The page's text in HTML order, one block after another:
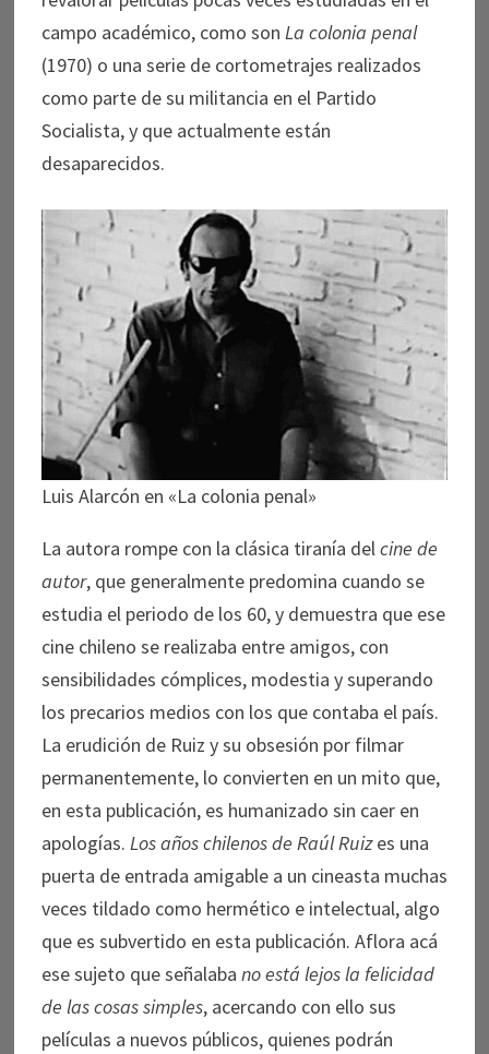
campo académico, como son La colonia penal
(1970) o una serie de cortometrajes realizados
como parte de su militancia en el Partido
Socialista, y que actualmente están
desaparecidos.
Luis Alarcón en «La colonia penal»
La autora rompe con la clásica tiranía delcine de
autor, que generalmente predomina cuando se
estudia el periodo de los 60, y demuestra que ese
cine chileno se realizaba entre amigos, con
sensibilidades cómplices, modestia y superando
los precarios medios con los que contaba el país.
La erudición de Ruiz y su obsesión por filmar
permanentemente, lo convierten en un mito que,
en esta publicación, es humanizado sin caer en
apologías. Los años chilenos de Raúl Ruizes una
puerta de entrada amigable a un cineasta muchas
veces tildado como hermético e intelectual, algo
que es subvertido en esta publicación. Aflora acá
ese sujeto que señalaba no está lejos la felicidad
de las cosas simples, acercando con ello sus
películas a nuevos públicos, quienes podrán